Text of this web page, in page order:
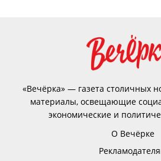
«Вечёрка» — газета столичных
материалы, освещающие
экономические и
О Вечёрке